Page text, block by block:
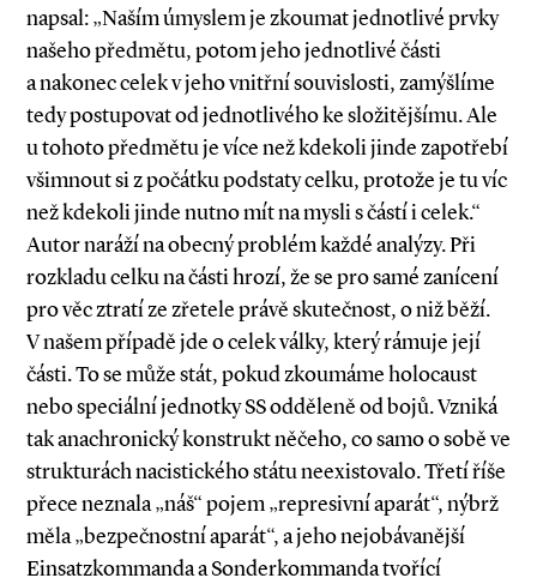
napsal: „Naším úmyslem je zkoumat jednotlivé prvky
našeho předmětu, potom jeho jednotlivé části
a nakonec celek v jeho vnitřní souvislosti, zamýšlíme
tedy postupovat od jednotlivého ke složitějšímu. Ale
u tohoto předmětu je více než kdekoli jinde zapotřebí
všimnout si z počátku podstaty celku, protože je tu víc
než kdekoli jinde nutno mít na mysli s částí i celek.“
Autor naráží na obecný problém každé analýzy. Při
rozkladu celku na části hrozí, že se pro samé zanícení
pro věc ztratí ze zřetele právě skutečnost, o niž běží.
V našem případě jde o celek války, který rámuje její
části. To se může stát, pokud zkoumáme holocaust
nebo speciální jednotky SS odděleně od bojů. Vzniká
tak anachronický konstrukt něčeho, co samo o sobě ve
strukturách nacis­tického státu neexistovalo. Třetí říše
přece neznala „náš“ pojem „represivní aparát“, nýbrž
měla „bezpečnostní aparát“,a jeho nejobávanější
Einsatzkommanda a Sonderkommanda tvořící